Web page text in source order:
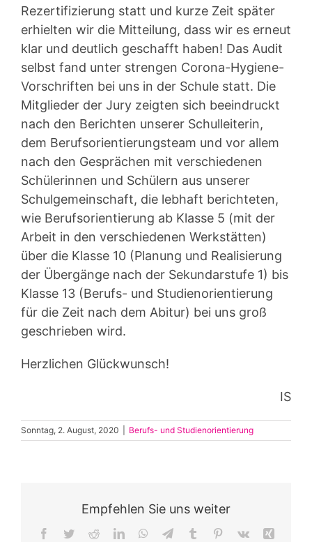
Rezertifizierung statt und kurze Zeit später
erhielten wir die Mitteilung, dass wir es erneut
klar und deutlich geschafft haben! Das Audit
selbst fand unter strengen Corona-Hygiene-
Vorschriften bei uns in der Schule statt. Die
Mitglieder der Jury zeigten sich beeindruckt
nach den Berichten unserer Schulleiterin,
dem Berufsorientierungsteam und vor allem
nach den Gesprächen mit verschiedenen
Schülerinnen und Schülern aus unserer
Schulgemeinschaft, die lebhaft berichteten,
wie Berufsorientierung ab Klasse 5 (mit der
Arbeit in den verschiedenen Werkstätten)
über die Klasse 10 (Planung und Realisierung
der Übergänge nach der Sekundarstufe 1) bis
Klasse 13 (Berufs- und Studienorientierung
für die Zeit nach dem Abitur) bei uns groß
geschrieben wird.
Herzlichen Glückwunsch!
IS
Sonntag, 2. August, 2020 Berufs- und Studienorientierung
Empfehlen Sie uns weiter
Facebook
TwitterRedditLinkedInWhatsApp
TelegramTumblr Pinterest
Vk